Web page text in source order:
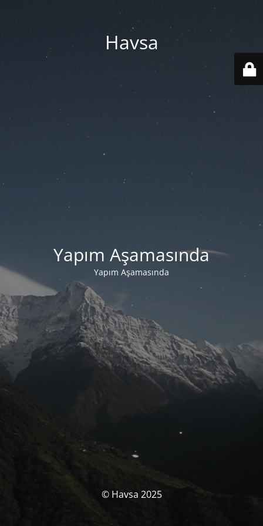
Havsa
Yapım Aşamasında
Yapım Aşamasında
© Havsa 2025